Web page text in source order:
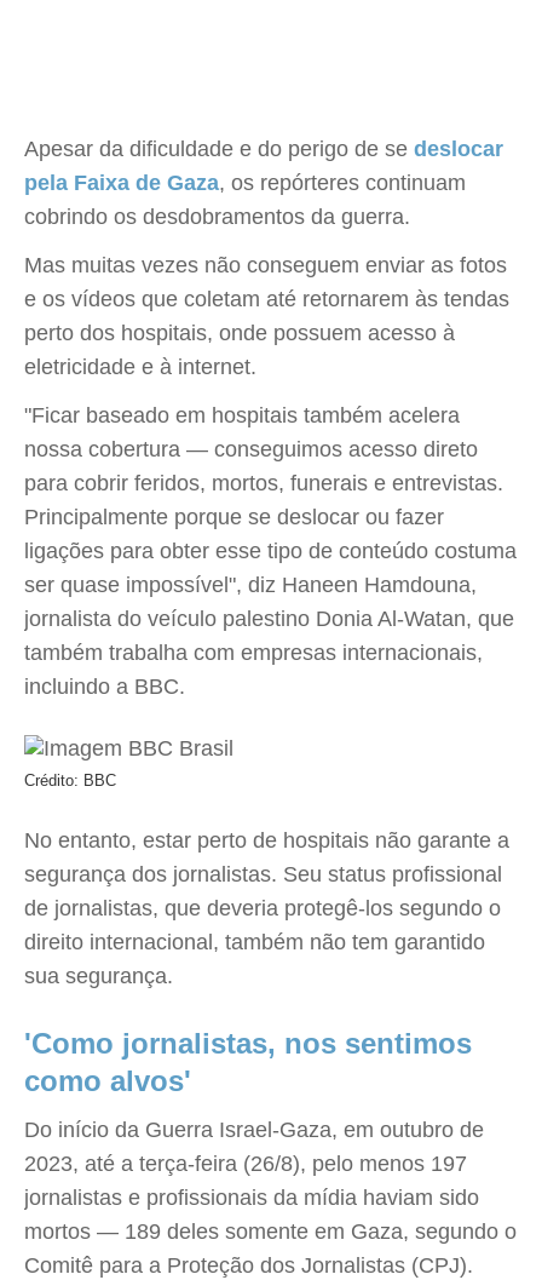
Apesar da dificuldade e do perigo de se deslocar
pela Faixa de Gaza, os repórteres continuam
cobrindo os desdobramentos da guerra.
Mas muitas vezes não conseguem enviar as fotos
e os vídeos que coletam até retornarem às tendas
perto dos hospitais, onde possuem acesso à
eletricidade e à internet.
"Ficar baseado em hospitais também acelera
nossa cobertura — conseguimos acesso direto
para cobrir feridos, mortos, funerais e entrevistas.
Principalmente porque se deslocar ou fazer
ligações para obter esse tipo de conteúdo costuma
ser quase impossível", diz Haneen Hamdouna,
jornalista do veículo palestino Donia Al-Watan, que
também trabalha com empresas internacionais,
incluindo a BBC.
Crédito: BBC
No entanto, estar perto de hospitais não garante a
segurança dos jornalistas. Seu status profissional
de jornalistas, que deveria protegê-los segundo o
direito internacional, também não tem garantido
sua segurança.
'Como jornalistas, nos sentimos
como alvos'
Do início da Guerra Israel-Gaza, em outubro de
2023, até a terça-feira (26/8), pelo menos 197
jornalistas e profissionais da mídia haviam sido
mortos — 189 deles somente em Gaza, segundo o
Comitê para a Proteção dos Jornalistas (CPJ).